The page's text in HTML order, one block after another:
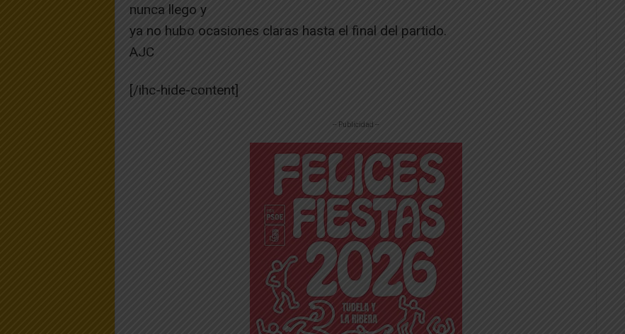
nunca llego y
ya no hubo ocasiones claras hasta el final del partido.
AJC
[/ihc-hide-content]
-- Publicidad --